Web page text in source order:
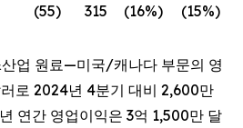
(55) 315 (16%) (15%)
업 원료—미국/캐나다 부문의 영
로 2024년 4분기 대비 2,600만
연간 영업이익은 3억 1,500만 달